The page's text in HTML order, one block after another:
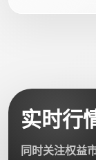
实时行
同时关注权益